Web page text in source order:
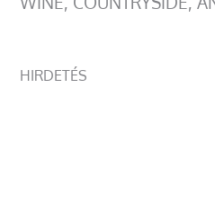
HIRDETÉS